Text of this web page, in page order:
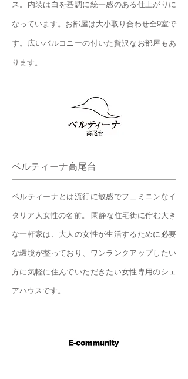
ス。内装は白を基調に統一感のある仕上がりに
なっています。お部屋は大小取り合わせ全9室で
す。広いバルコニーの付いた贅沢なお部屋もあ
ります。
ベルティーナ高尾台
ベルティーナとは流行に敏感でフェミニンなイ
タリア人女性の名前。 閑静な住宅街に佇む大き
な一軒家は、大人の女性が生活するために必要
な環境が整っており、ワンランクアップしたい
方に気軽に住んでいただきたい女性専用のシェ
アハウスです。